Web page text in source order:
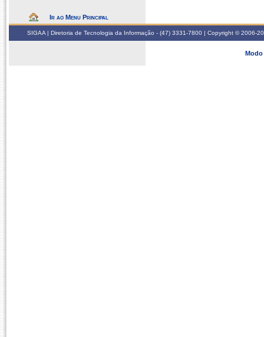
Ir ao Menu Principal
SIGAA | Diretoria de Tecnologia da Informação - (47) 3331-7800 | Copyright © 2006-
Modo